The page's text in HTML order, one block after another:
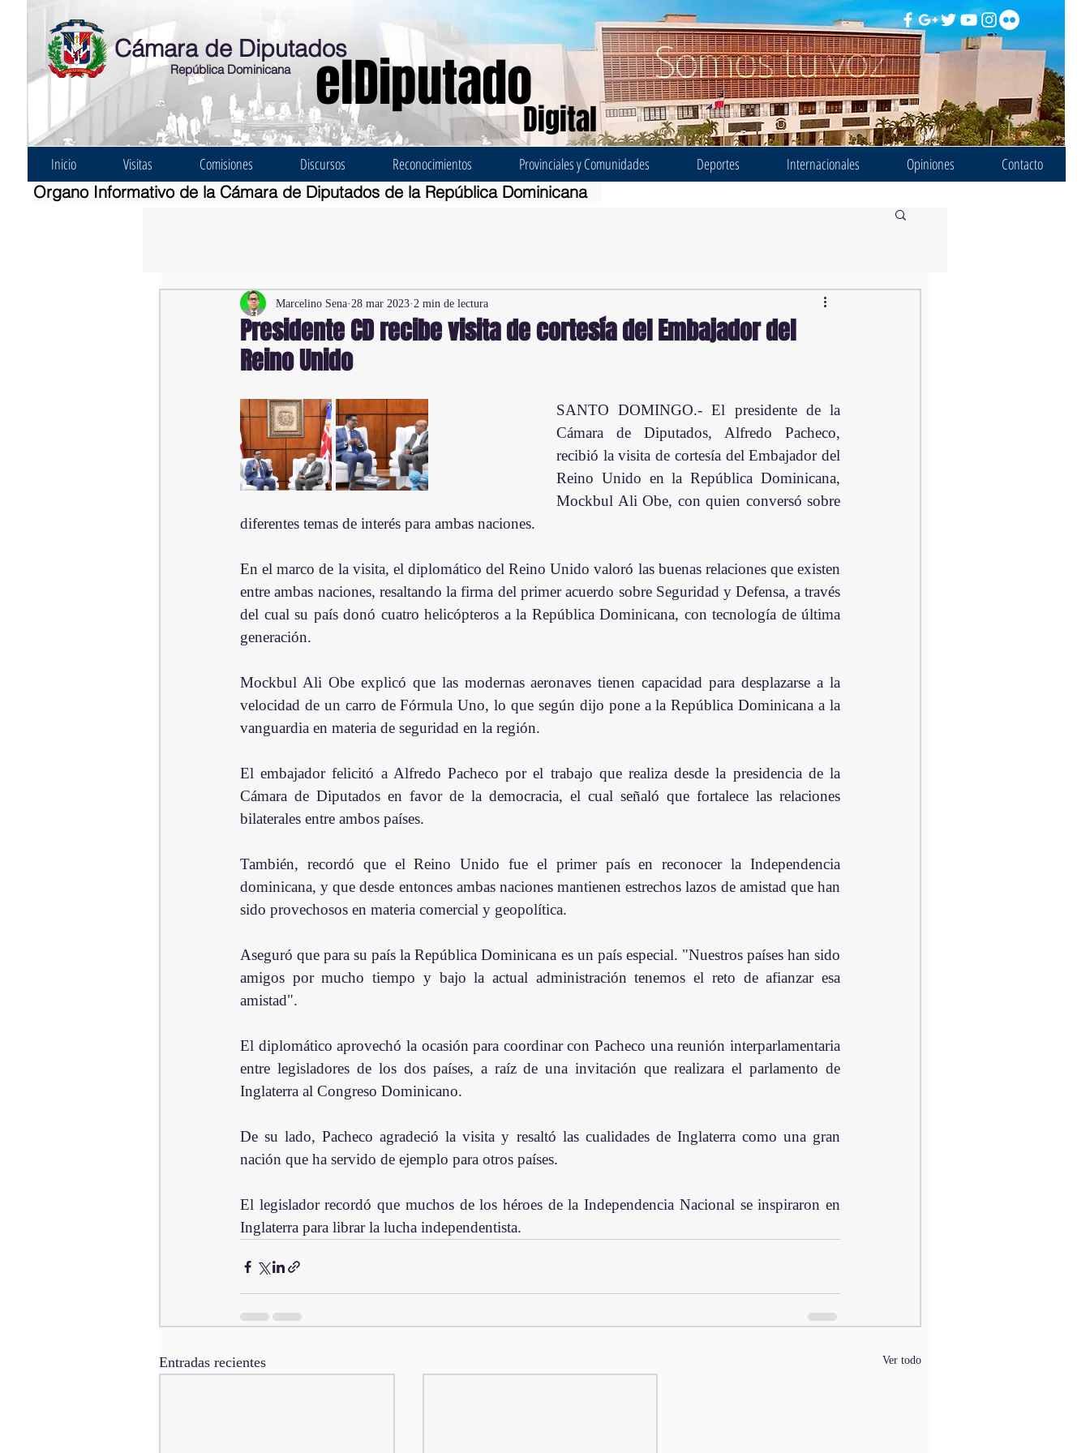
Digital
elDiputado
Cámara de Diputados
República Dominicana
Inicio Visitas Comisiones Discursos Reconocimientos Provinciales y Comunidades Deportes Internacionales Opiniones Contacto
Organo Informativo de la Cámara de Diputados de la República Dominicana
Presidente CD recibe visita de cortesía del Embajador del
Reino Unido
Marcelino Sena 28 mar 2023 2 min de lectura
SANTO DOMINGO.- El presidente de la
Cámara de Diputados, Alfredo Pacheco,
recibió la visita de cortesía del Embajador del
Reino Unido en la República Dominicana,
Mockbul Ali Obe, con quien conversó sobre
diferentes temas de interés para ambas naciones.
En el marco de la visita, el diplomático del Reino Unido valoró las buenas relaciones que existen
entre ambas naciones, resaltando la firma del primer acuerdo sobre Seguridad y Defensa, a través
del cual su país donó cuatro helicópteros a la República Dominicana, con tecnología de última
generación.
Mockbul Ali Obe explicó que las modernas aeronaves tienen capacidad para desplazarse a la
velocidad de un carro de Fórmula Uno, lo que según dijo pone a la República Dominicana a la
vanguardia en materia de seguridad en la región.
El embajador felicitó a Alfredo Pacheco por el trabajo que realiza desde la presidencia de la
Cámara de Diputados en favor de la democracia, el cual señaló que fortalece las relaciones
bilaterales entre ambos países.
También, recordó que el Reino Unido fue el primer país en reconocer la Independencia
dominicana, y que desde entonces ambas naciones mantienen estrechos lazos de amistad que han
sido provechosos en materia comercial y geopolítica.
Aseguró que para su país la República Dominicana es un país especial. "Nuestros países han sido
amigos por mucho tiempo y bajo la actual administración tenemos el reto de afianzar esa
amistad".
El diplomático aprovechó la ocasión para coordinar con Pacheco una reunión interparlamentaria
entre legisladores de los dos países, a raíz de una invitación que realizara el parlamento de
Inglaterra al Congreso Dominicano.
De su lado, Pacheco agradeció la visita y resaltó las cualidades de Inglaterra como una gran
nación que ha servido de ejemplo para otros países.
El legislador recordó que muchos de los héroes de la Independencia Nacional se inspiraron en
Inglaterra para librar la lucha independentista.
Entradas recientes Ver todo